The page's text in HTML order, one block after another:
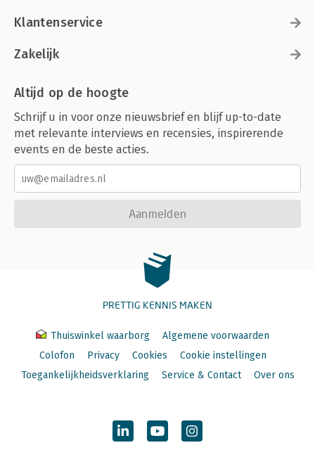
Klantenservice
Zakelijk
Altijd op de hoogte
Schrijf u in voor onze nieuwsbrief en blijf up-to-date
met relevante interviews en recensies, inspirerende
events en de beste acties.
Aanmelden
PRETTIG KENNIS MAKEN
Thuiswinkel waarborg
Algemene voorwaarden
Colofon
Privacy Cookies
Cookie instellingen
Toegankelijkheidsverklaring
Service & Contact Over ons